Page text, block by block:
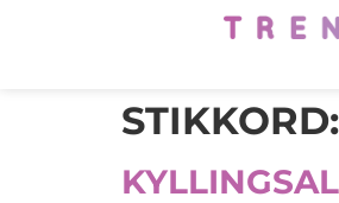
STIKKORD: